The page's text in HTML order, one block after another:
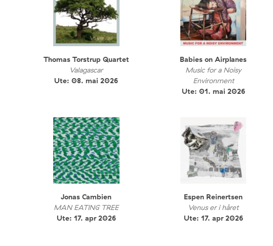
Thomas Torstrup Quartet
Valagascar
Ute: 08. mai 2026
Babies on Airplanes
Music for a Noisy
Environment
Ute: 01. mai 2026
Jonas Cambien
MAN EATING TREE
Ute: 17. apr 2026
Espen Reinertsen
Venus er i håret
Ute: 17. apr 2026